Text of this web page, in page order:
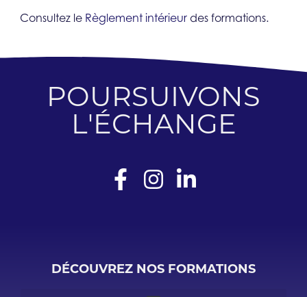
Consultez le Règlement intérieur des formations.
POURSUIVONS
L'ÉCHANGE
DÉCOUVREZ NOS FORMATIONS